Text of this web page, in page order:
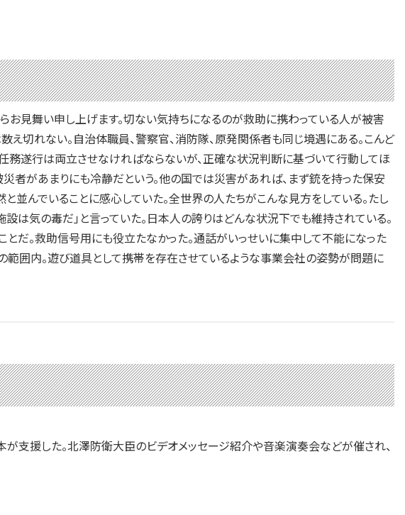
見舞い申し上げます。切ない気持ちになるのが救助に携わっている人が被害
切れない。自治体職員、警察官、消防隊、原発関係者も同じ境遇にある。こんど
遂行は両立させなければならないが、正確な状況判断に基づいて行動してほ
者があまりにも冷静だという。他の国では災害があれば、まず銃を持った保安
んでいることに感心していた。全世界の人たちがこんな見方をしている。たし
は気の毒だ」と言っていた。日本人の誇りはどんな状況下でも維持されている。
だ。救助信号用にも役立たなかった。通話がいっせいに集中して不能になった
範囲内。遊び道具として携帯を存在させているような事業会社の姿勢が問題に
支援した。北澤防衛大臣のビデオメッセージ紹介や音楽演奏会などが催され、